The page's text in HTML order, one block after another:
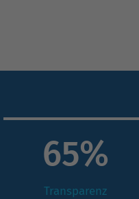
90%
Transparenz